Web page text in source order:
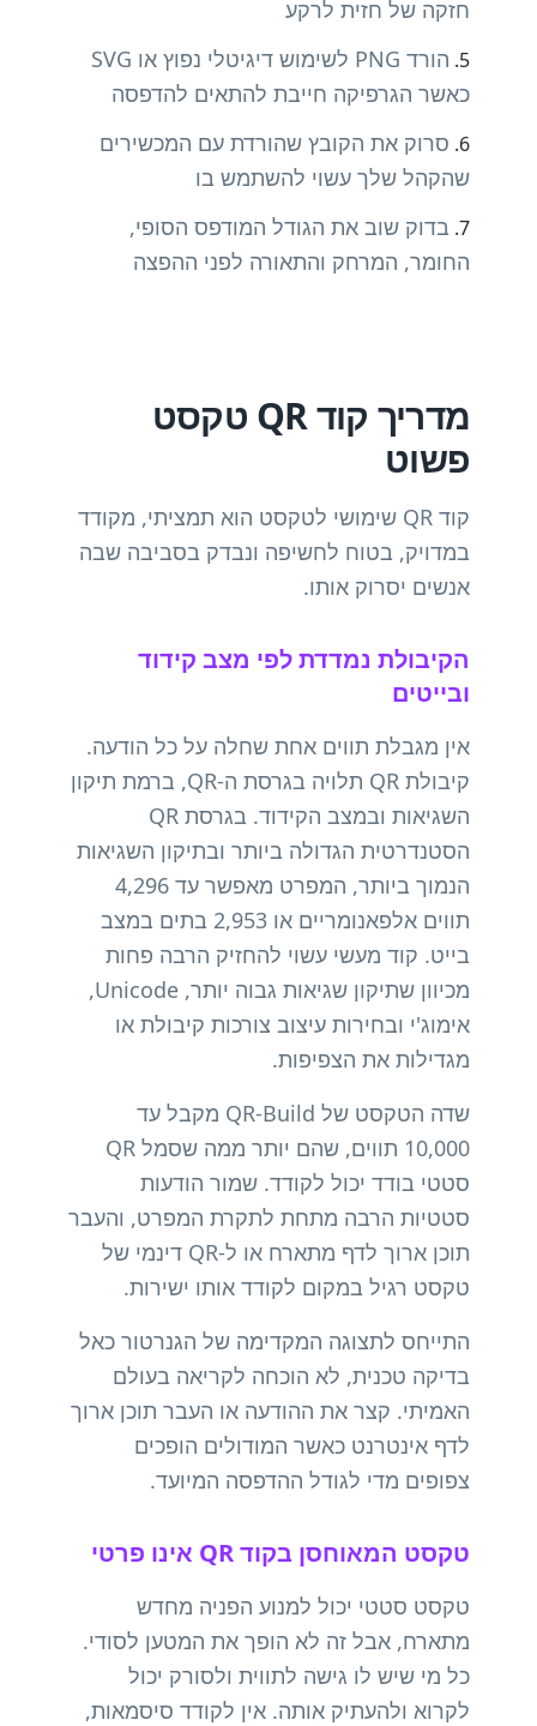
חזקה של חזית לרקע
הורד PNG לשימוש דיגיטלי נפוץ או SVG
כאשר הגרפיקה חייבת להתאים להדפסה
סרוק את הקובץ שהורדת עם המכשירים
שהקהל שלך עשוי להשתמש בו
בדוק שוב את הגודל המודפס הסופי,
החומר, המרחק והתאורה לפני ההפצה
מדריך קוד QR טקסט
פשוט
קוד QR שימושי לטקסט הוא תמציתי, מקודד
במדויק, בטוח לחשיפה ונבדק בסביבה שבה
אנשים יסרוק אותו.
הקיבולת נמדדת לפי מצב קידוד
ובייטים
אין מגבלת תווים אחת שחלה על כל הודעה.
קיבולת QR תלויה בגרסת ה-QR, ברמת תיקון
השגיאות ובמצב הקידוד. בגרסת QR
הסטנדרטית הגדולה ביותר ובתיקון השגיאות
הנמוך ביותר, המפרט מאפשר עד 4,296
תווים אלפאנומריים או 2,953 בתים במצב
בייט. קוד מעשי עשוי להחזיק הרבה פחות
מכיוון שתיקון שגיאות גבוה יותר, Unicode,
אימוג'י ובחירות עיצוב צורכות קיבולת או
מגדילות את הצפיפות.
שדה הטקסט של QR-Build מקבל עד
10,000 תווים, שהם יותר ממה שסמל QR
סטטי בודד יכול לקודד. שמור הודעות
סטטיות הרבה מתחת לתקרת המפרט, והעבר
תוכן ארוך לדף מתארח או ל-QR דינמי של
טקסט רגיל במקום לקודד אותו ישירות.
התייחס לתצוגה המקדימה של הגנרטור כאל
בדיקה טכנית, לא הוכחה לקריאה בעולם
האמיתי. קצר את ההודעה או העבר תוכן ארוך
לדף אינטרנט כאשר המודולים הופכים
צפופים מדי לגודל ההדפסה המיועד.
טקסט המאוחסן בקוד QR אינו פרטי
טקסט סטטי יכול למנוע הפניה מחדש
מתארח, אבל זה לא הופך את המטען לסודי.
כל מי שיש לו גישה לתווית ולסורק יכול
לקרוא ולהעתיק אותה. אין לקודד סיסמאות,